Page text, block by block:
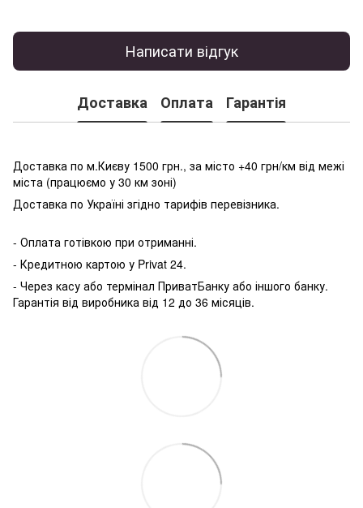
Написати відгук
Доставка Оплата Гарантія
Доставка по м.Києву 1500 грн., за місто +40 грн/км від межі
міста (працюємо у 30 км зоні)
Доставка по Україні згідно тарифів перевізника.
- Оплата готівкою при отриманні.
- Кредитною картою у Privat 24.
- Через касу або термінал ПриватБанку або іншого банку.
Гарантія від виробника від 12 до 36 місяців.